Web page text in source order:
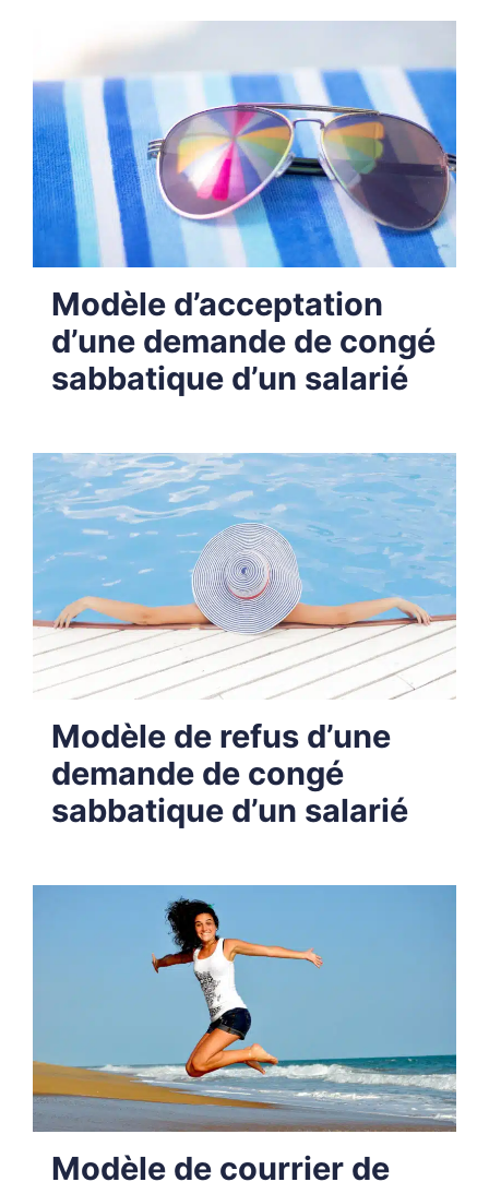
Modèle d’acceptation
d’une demande de congé
sabbatique d’un salarié
Modèle de refus d’une
demande de congé
sabbatique d’un salarié
Modèle de courrier de